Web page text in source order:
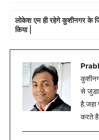
लोकेश एम ही रहेगे कुशीनगर के
किया |
से
है.जहा
करते